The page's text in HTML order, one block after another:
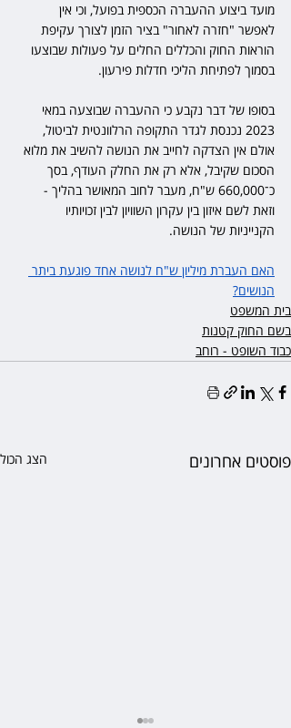
מועד ביצוע ההעברה הכספית בפועל, וכי אין
לאפשר "חזרה לאחור" בציר הזמן לצורך עקיפת
הוראות החוק והכללים החלים על פעולות שבוצעו
בסמוך לפתיחת הליכי חדלות פירעון.
בסופו של דבר נקבע כי ההעברה שבוצעה במאי
2023 נכנסת לגדר התקופה הרלוונטית לביטול,
אולם אין הצדקה לחייב את הנושה להשיב את מלוא
הסכום שקיבל, אלא רק את החלק העודף, בסך
כ־660,000 ש"ח, מעבר לחוב המאושר בהליך -
וזאת לשם איזון בין עקרון השוויון לבין זכויותיו
הקנייניות של הנושה.
האם העברת מיליון ש"ח לנושה אחד פוגעת ביתר
הנושים?
בית המשפט
בשם החוק קטנות
כבוד השופט - רוחב
פוסטים אחרונים הצג הכול